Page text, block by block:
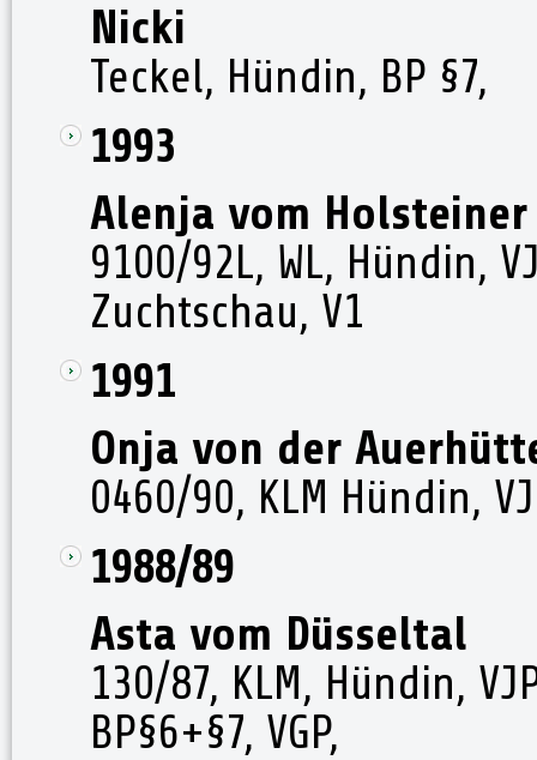
Nicki
Teckel, Hündin, BP §7,
1993
Alenja vom Holsteiner
9100/92L, WL, Hündin,
Zuchtschau, V1
1991
Onja von der
0460/90, KLM Hündin,
1988/89
Asta vom Düsseltal
130/87, KLM, Hündin,
BP§6+§7, VGP,